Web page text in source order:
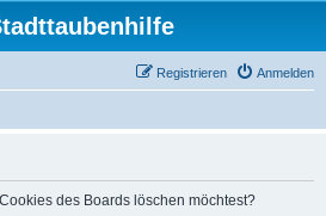
Anmelden
Registrieren
des Boards löschen möchtest?